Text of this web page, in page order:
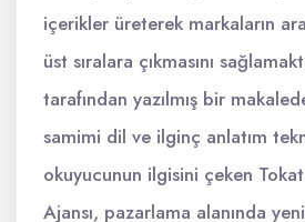
içerikler üreterek markaların
üst sıralara çıkmasını
tarafından yazılmış bir
samimi dil ve ilginç anlatım
okuyucunun ilgisini çeken
Ajansı, pazarlama alanında